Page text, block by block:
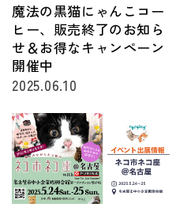
魔法の黒猫にゃんこコー
ヒー、販売終了のお知ら
せ＆お得なキャンペーン
開催中
2025.06.10